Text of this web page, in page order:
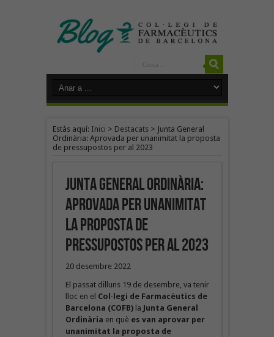
Estàs aquí: Inici > Destacats> Junta General
Ordinària: Aprovada per unanimitat la proposta
de pressupostos per al 2023
Junta General Ordinària:
Aprovada per unanimitat
la proposta de
pressupostos per al 2023
20 desembre 2022
El passat dilluns 19 de desembre, va tenir
lloc en el Col·legi de Farmacèutics de
Barcelona (COFB)la Junta General
Ordinària en què es van aprovar per
unanimitat la proposta de